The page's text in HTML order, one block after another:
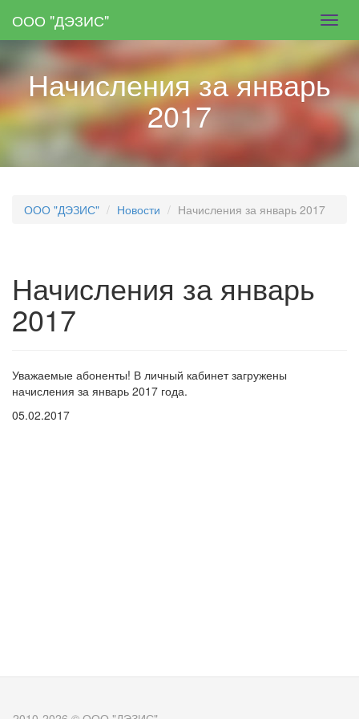
main
ООО "ДЭЗИС"
Начисления за январь
2017
ООО "ДЭЗИС" Новости Начисления за январь 2017
Начисления за январь
2017
Уважаемые абоненты! В личный кабинет загружены
начисления за январь 2017 года.
05.02.2017